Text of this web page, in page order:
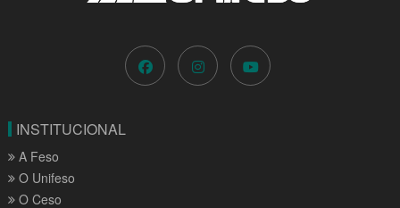
INSTITUCIONAL
A Feso
O Unifeso
O Ceso